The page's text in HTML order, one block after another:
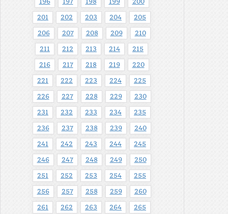
196 197 198 199 200
201 202 203 204 205
206 207 208 209 210
211 212 213 214 215
216 217 218 219 220
221 222 223 224 225
226 227 228 229 230
231 232 233 234 235
236 237 238 239 240
241 242 243 244 245
246 247 248 249 250
251 252 253 254 255
256 257 258 259 260
261 262 263 264 265